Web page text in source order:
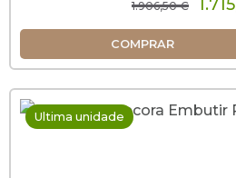
1.906,50 €
COMPRAR
Ultima unidade